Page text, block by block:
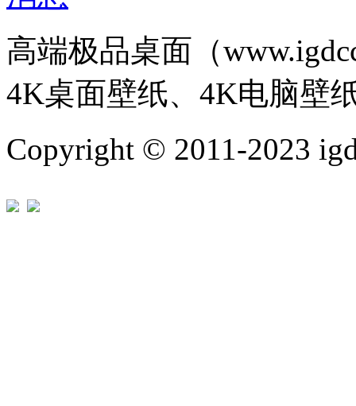
高端极品桌面（
4K桌面壁纸、4K电脑壁
Copyright © 2011-2023